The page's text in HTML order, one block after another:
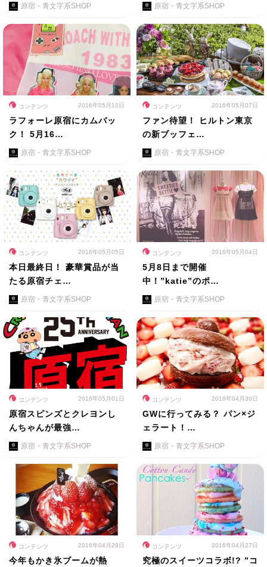
原宿・青文字系SHOP 原宿・青文字系SHOP
コンテンツ 2016年05月10日
ラフォーレ原宿にカムバッ
ク！ 5月16…
原宿・青文字系SHOP
コンテンツ 2016年05月07日
ファン待望！ ヒルトン東京
の新ブッフェ…
原宿・青文字系SHOP
コンテンツ 2016年05月05日
本日最終日！ 豪華賞品が当
たる原宿チェ…
原宿・青文字系SHOP
コンテンツ 2016年05月04日
5月8日まで開催
中！”katie”のポ…
原宿・青文字系SHOP
コンテンツ 2016年05月01日
原宿スピンズとクレヨンし
んちゃんが最強…
原宿・青文字系SHOP
コンテンツ 2016年04月30日
GWに行ってみる？ パン×ジ
ェラート！…
原宿・青文字系SHOP
コンテンツ 2016年04月29日
今年もかき氷ブームが熱
コンテンツ 2016年04月27日
究極のスイーツコラボ!? ”コ